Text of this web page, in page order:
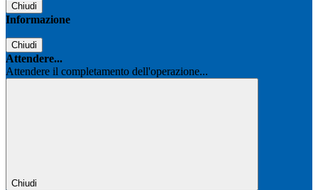
Chiudi
Informazione
Chiudi
Attendere...
Attendere il completamento dell'operazione...
Chiudi